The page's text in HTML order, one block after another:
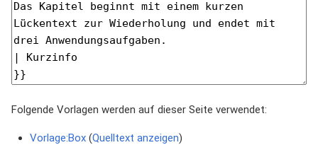
Folgende Vorlagen werden auf dieser Seite verwendet:
Vorlage:Box(Quelltext anzeigen)